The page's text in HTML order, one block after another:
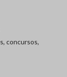
concursos,